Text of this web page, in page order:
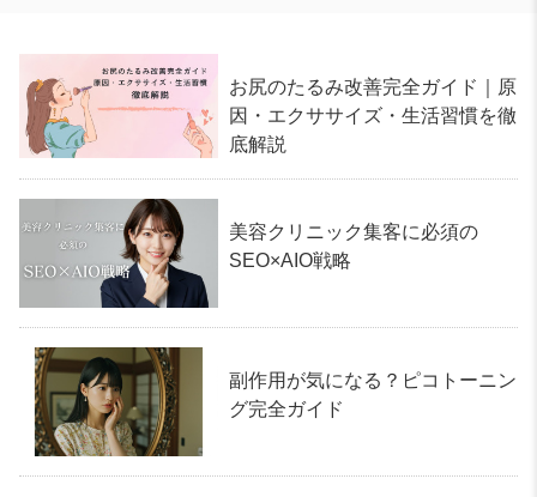
お尻のたるみ改善完全ガイド｜原
因・エクササイズ・生活習慣を徹
底解説
美容クリニック集客に必須の
SEO×AIO戦略
副作用が気になる？ピコトーニン
グ完全ガイド